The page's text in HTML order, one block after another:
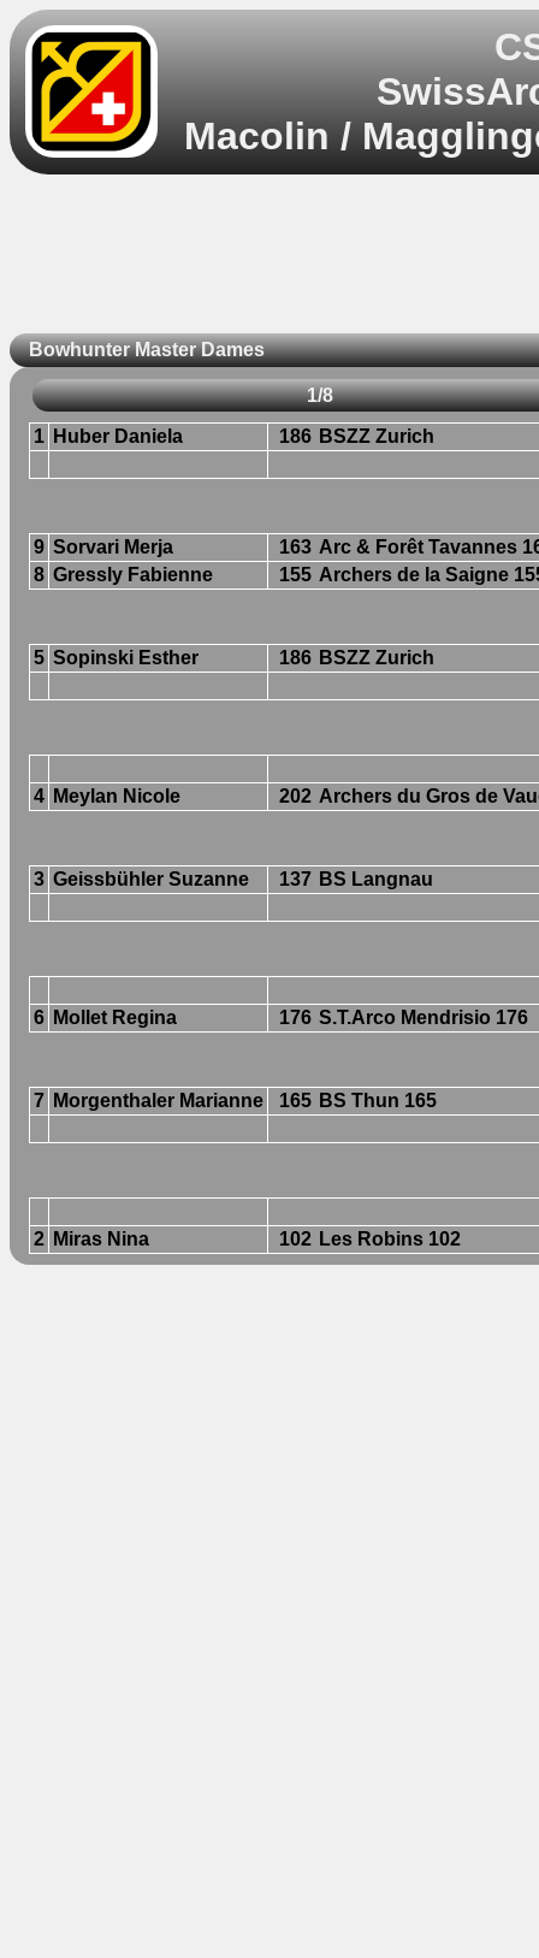
Macolin /
Bowhunter Master Dames
1/8
1 Huber Daniela 186 BSZZ Zurich
9 Sorvari Merja 163 Arc & Forêt Tavannes
8 Gressly Fabienne 155 Archers de la Saigne
5 Sopinski Esther 186 BSZZ Zurich
4 Meylan Nicole 202 Archers du Gros de
3 Geissbühler Suzanne 137 BS Langnau
6 Mollet Regina 176 S.T.Arco Mendrisio 176
7 Morgenthaler Marianne 165 BS Thun 165
2 Miras Nina 102 Les Robins 102